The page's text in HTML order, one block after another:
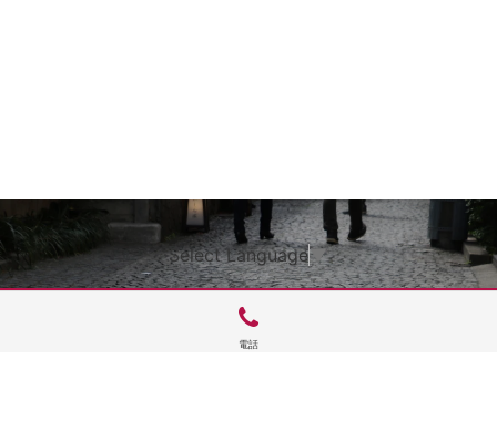
Select Language▼
電話